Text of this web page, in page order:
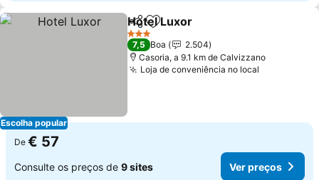
Escolha popular
PartilharAdicionar aos favoritos
Hotel Luxor
3 Estrelas
7,5 Boa
2.504
Casoria, a 9.1 km de Calvizzano
Loja de conveniência no local
De € 57
Consulte os preços de 9 sites Ver preços